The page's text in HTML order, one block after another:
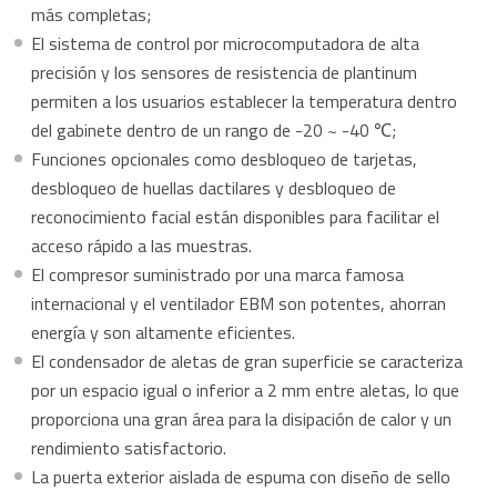
más completas;
El sistema de control por microcomputadora de alta
precisión y los sensores de resistencia de plantinum
permiten a los usuarios establecer la temperatura dentro
del gabinete dentro de un rango de -20 ~ -40 ℃;
Funciones opcionales como desbloqueo de tarjetas,
desbloqueo de huellas dactilares y desbloqueo de
reconocimiento facial están disponibles para facilitar el
acceso rápido a las muestras.
El compresor suministrado por una marca famosa
internacional y el ventilador EBM son potentes, ahorran
energía y son altamente eficientes.
El condensador de aletas de gran superficie se caracteriza
por un espacio igual o inferior a 2 mm entre aletas, lo que
proporciona una gran área para la disipación de calor y un
rendimiento satisfactorio.
La puerta exterior aislada de espuma con diseño de sello